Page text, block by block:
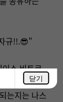
닫기
규!!.😎"
스 비트코
는지는 나스